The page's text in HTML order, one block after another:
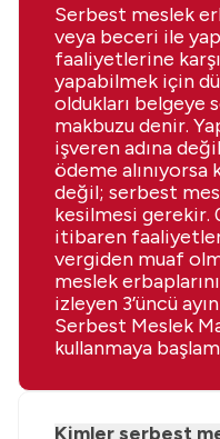
Serbest meslek
veya beceri ile
faaliyetlerine
yapabilmek için
oldukları belgeye
makbuzu denir.
işveren adına
ödeme
değil; serbest
kesilmesi gerekir.
itibaren
vergiden muaf
meslek
izleyen 3’üncü
Serbest Meslek
kullanmaya
Kimler serbest